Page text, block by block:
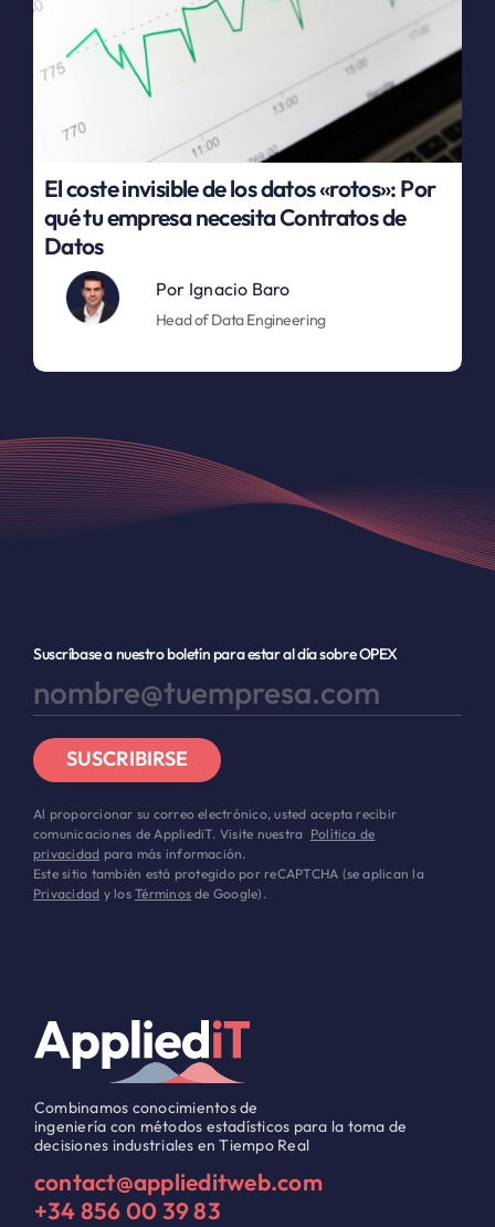
El coste invisible de los datos «rotos»: Por
qué tu empresa necesita Contratos de
Datos
Por Ignacio Baro
Head of Data Engineering
Suscríbase a nuestro boletín para estar al día sobre OPEX
SUSCRIBIRSE
Al proporcionar su correo electrónico, usted acepta recibir
comunicaciones de AppliediT. Visite nuestra Política de
privacidad para más información.
Este sitio también está protegido por reCAPTCHA (se aplican la
Privacidad y losTérminos de Google).
Combinamos conocimientos de
ingeniería con métodos estadísticos para la toma de
decisiones industriales en Tiempo Real
contact@applieditweb.com
+34 856 00 39 83